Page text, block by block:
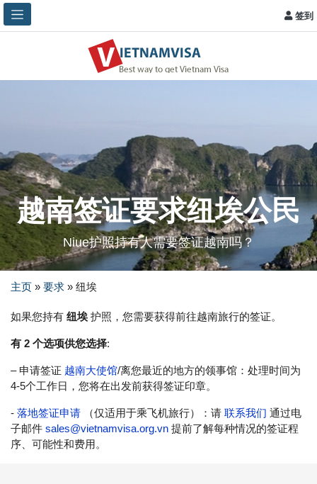
签到
越南签证要求纽埃公民
Niue护照持有人需要签证越南吗？
主页 » 要求 » 纽埃
如果您持有 纽埃 护照，您需要获得前往越南旅行的签证。
有 2 个选项供您选择:
– 申请签证 越南大使馆/离您最近的地方的领事馆：处理时间为
4-5个工作日，您将在出发前获得签证印章。
- 落地签证申请 （仅适用于乘飞机旅行）：请 联系我们 通过电
子邮件 sales@vietnamvisa.org.vn 提前了解每种情况的签证程
序、可能性和费用。